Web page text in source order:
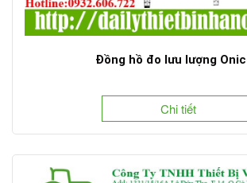
Đồng hồ đo lưu lượng
Chi tiết